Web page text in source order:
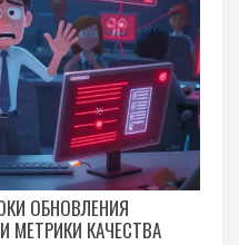
ОБНОВЛЕНИЯ
МЕТРИКИ КАЧЕСТВА